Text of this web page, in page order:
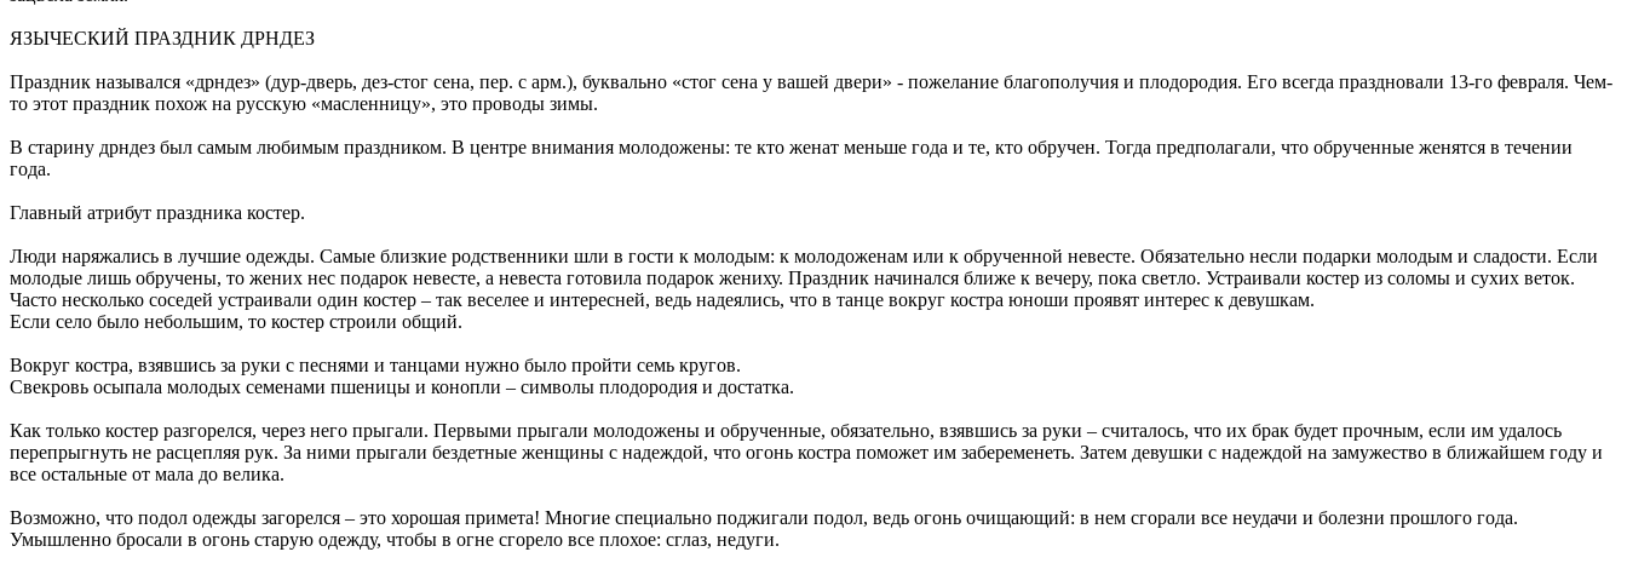
ЯЗЫЧЕСКИЙ ПРАЗДНИК ДРНДЕЗ
Праздник назывался «дрндез» (дур-дверь, дез-стог сена, пер. с арм.), буквально «стог сена у вашей двери» - пожелание благополучия и плодородия. Его всегда праздновали 13-го февраля. Чем-
то этот праздник похож на русскую «масленницу», это проводы зимы.
В старину дрндез был самым любимым праздником. В центре внимания молодожены: те кто женат меньше года и те, кто обручен. Тогда предполагали, что обрученные женятся в течении
года.
Главный атрибут праздника костер.
Люди наряжались в лучшие одежды. Самые близкие родственники шли в гости к молодым: к молодоженам или к обрученной невесте. Обязательно несли подарки молодым и сладости. Если
молодые лишь обручены, то жених нес подарок невесте, а невеста готовила подарок жениху. Праздник начинался ближе к вечеру, пока светло. Устраивали костер из соломы и сухих веток.
Часто несколько соседей устраивали один костер – так веселее и интересней, ведь надеялись, что в танце вокруг костра юноши проявят интерес к девушкам.
Если село было небольшим, то костер строили общий.
Вокруг костра, взявшись за руки с песнями и танцами нужно было пройти семь кругов.
Свекровь осыпала молодых семенами пшеницы и конопли – символы плодородия и достатка.
Как только костер разгорелся, через него прыгали. Первыми прыгали молодожены и обрученные, обязательно, взявшись за руки – считалось, что их брак будет прочным, если им удалось
перепрыгнуть не расцепляя рук. За ними прыгали бездетные женщины с надеждой, что огонь костра поможет им забеременеть. Затем девушки с надеждой на замужество в ближайшем году и
все остальные от мала до велика.
Возможно, что подол одежды загорелся – это хорошая примета! Многие специально поджигали подол, ведь огонь очищающий: в нем сгорали все неудачи и болезни прошлого года.
Умышленно бросали в огонь старую одежду, чтобы в огне сгорело все плохое: сглаз, недуги.